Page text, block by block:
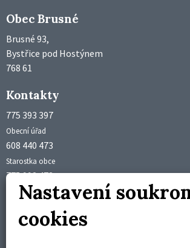
Obec Brusné
Brusné 93,
Bystřice pod Hostýnem
768 61
Kontakty
775 393 397
Obecní úřad
608 440 473
Starostka obce
775 992 473
Účetní obce
starosta@brusne.cz
Nastavení
cookies